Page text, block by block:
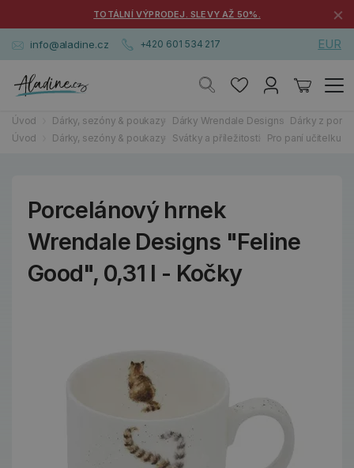
TOTÁLNÍ VÝPRODEJ. SLEVY AŽ 50%. ×
info@aladine.cz +420 601 534 217 EUR
Úvod Dárky, sezóny & poukazy Dárky Wrendale Designs Dárky z
Úvod
Dárky, sezóny & poukazy Svátky a příležitosti Pro paní učitelku a
Porcelánový hrnek
Wrendale Designs "Feline
Good", 0,31 l - Kočky